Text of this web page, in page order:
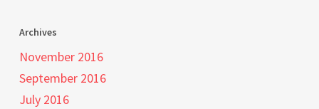
Archives
November 2016
September 2016
July 2016